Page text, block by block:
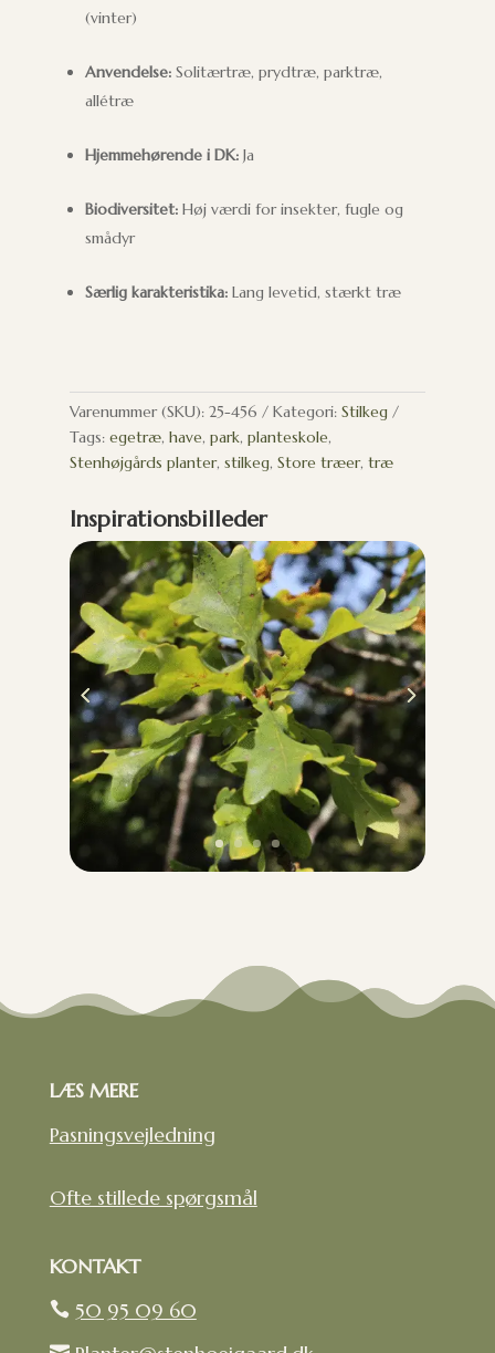
(vinter)
Anvendelse:Solitærtræ, prydtræ, parktræ,
allétræ
Hjemmehørende i DK:Ja
Biodiversitet:Høj værdi for insekter, fugle og
smådyr
Særlig karakteristika:Lang levetid, stærkt træ
Varenummer (SKU): 25-456 Kategori: Stilkeg
Tags: egetræ, have, park, planteskole,
Stenhøjgårds planter, stilkeg, Store træer, træ
Inspirationsbilleder
LÆS MERE
Pasningsvejledning
Ofte stillede spørgsmål
KONTAKT
 50 95 09 60